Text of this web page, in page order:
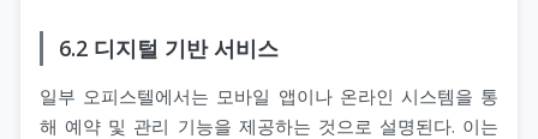
6.2 디지털 기반 서비스
일부 오피스텔에서는 모바일 앱이나 온라인 시스템을 통
해 예약 및 관리 기능을 제공하는 것으로 설명된다. 이는